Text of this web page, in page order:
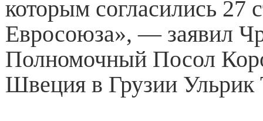
которым согласились 27
Евросоюза», — заявил
Полномочный Посол
Швеция в Грузии Ульрик